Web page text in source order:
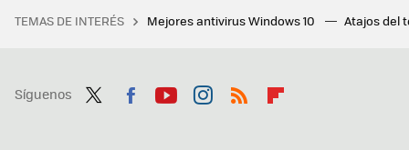
TEMAS DE INTERÉS Mejores antivirus Windows 10 Atajos del
Síguenos